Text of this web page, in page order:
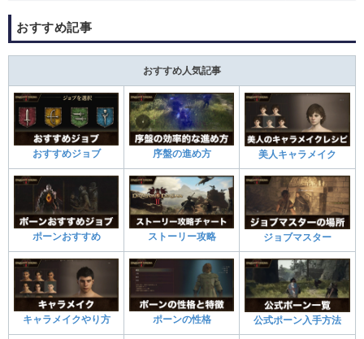
おすすめ記事
おすすめ人気記事
おすすめジョブ 序盤の進め方 美人キャラメイク
ポーンおすすめ ストーリー攻略 ジョブマスター
キャラメイクやり方 ポーンの性格 公式ポーン入手方法